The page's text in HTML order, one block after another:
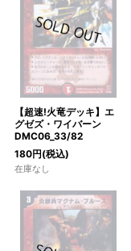
【超速!火竜デッキ】エ
グゼズ・ワイバーン
DMC06_33/82
180円(税込)
在庫なし